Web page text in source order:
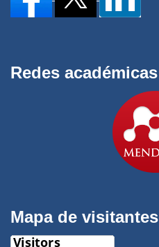
Redes académicas
Mapa de visitantes